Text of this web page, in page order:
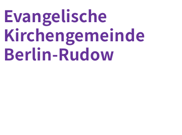
Evangelische
Kirchengemeinde
Berlin-Rudow